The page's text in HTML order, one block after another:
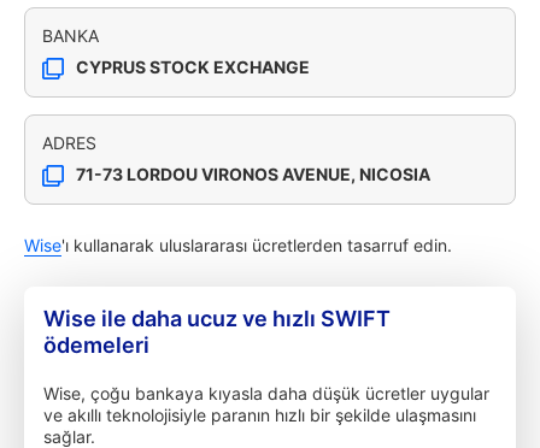
BANKA
CYPRUS STOCK EXCHANGE
ADRES
71-73 LORDOU VIRONOS AVENUE, NICOSIA
Wise'ı kullanarak uluslararası ücretlerden tasarruf edin.
Wise ile daha ucuz ve hızlı SWIFT
ödemeleri
Wise, çoğu bankaya kıyasla daha düşük ücretler uygular
ve akıllı teknolojisiyle paranın hızlı bir şekilde ulaşmasını
sağlar.